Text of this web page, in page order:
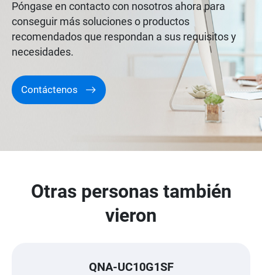
Póngase en contacto con nosotros ahora para
conseguir más soluciones o productos
recomendados que respondan a sus requisitos y
necesidades.
Contáctenos
Otras personas también
vieron
QNA-UC10G1SF